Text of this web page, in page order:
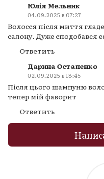
Юлія Мельник
04.09.2025 в 07:27
Волосся після миття
салону. Дуже сподобався
Ответить
Дарина Остапенко
02.09.2025 в 18:45
Після цього шампуню
тепер мій фаворит
Ответить